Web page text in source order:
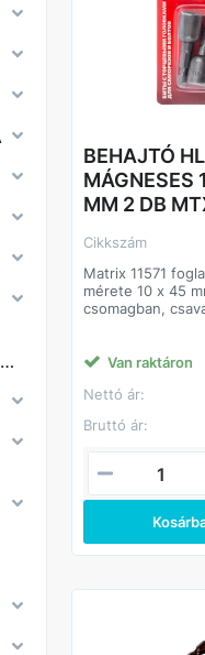
,TÖMITÉSEK,RAGASZTÓK,PURHABOK,
BEHAJTÓ
MÁGNESES
MM 2 DB
Cikkszám
Matrix 11571
mérete 10 x 45
csomagban,
tetőfedő
megnövelt 45
megkönnyíti a
hozzáférhető
munkát. A bitek
helyettesíthetik
különösen, ha
racsnis.
Tartós és
készülnek.
csatlakozik a
Van raktáron
Nettó ár:
Bruttó ár: